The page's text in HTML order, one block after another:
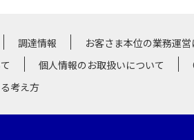
調達情報 お客さま本位の業務運
個人情報のお取扱いについて
考え方